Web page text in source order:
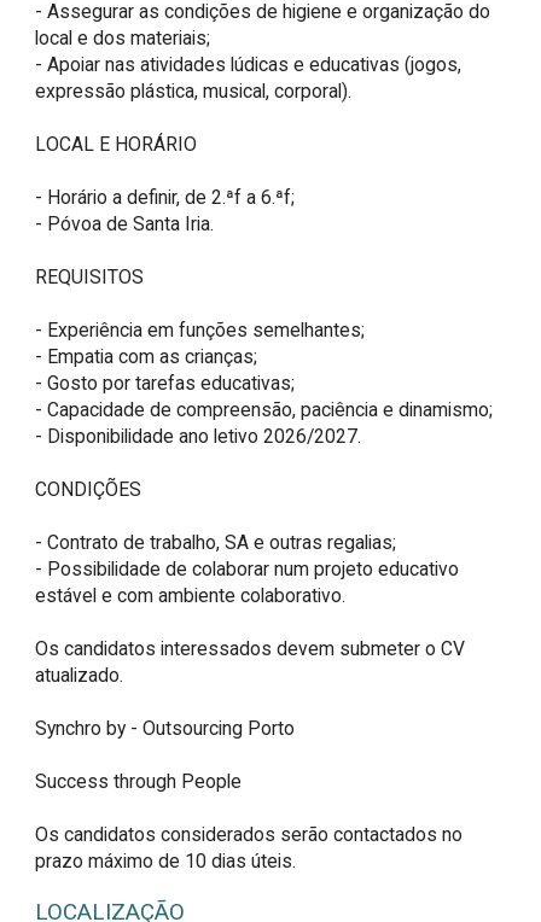
- Assegurar as condições de higiene e organização do
local e dos materiais;
- Apoiar nas atividades lúdicas e educativas (jogos,
expressão plástica, musical, corporal).
LOCAL E HORÁRIO
- Horário a definir, de 2.ªf a 6.ªf;
- Póvoa de Santa Iria.
REQUISITOS
- Experiência em funções semelhantes;
- Empatia com as crianças;
- Gosto por tarefas educativas;
- Capacidade de compreensão, paciência e dinamismo;
- Disponibilidade ano letivo 2026/2027.
CONDIÇÕES
- Contrato de trabalho, SA e outras regalias;
- Possibilidade de colaborar num projeto educativo
estável e com ambiente colaborativo.
Os candidatos interessados devem submeter o CV
atualizado.
Synchro by - Outsourcing Porto
Success through People
Os candidatos considerados serão contactados no
prazo máximo de 10 dias úteis.
LOCALIZAÇÃO